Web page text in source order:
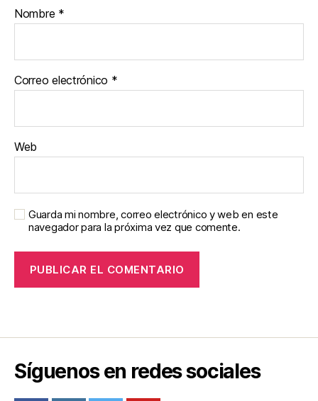
Nombre *
Correo electrónico *
Web
Guarda mi nombre, correo electrónico y web en este
navegador para la próxima vez que comente.
Síguenos en redes sociales